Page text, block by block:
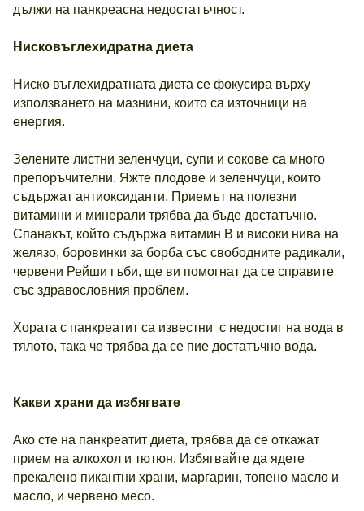
дължи на панкреасна недостатъчност.
Нисковъглехидратна диета
Ниско въглехидратната диета се фокусира върху
използването на мазнини, които са източници на
енергия.
Зелените листни зеленчуци, супи и сокове са много
препоръчителни. Яжте плодове и зеленчуци, които
съдържат антиоксиданти. Приемът на полезни
витамини и минерали трябва да бъде достатъчно.
Спанакът, който съдържа витамин В и високи нива на
желязо, боровинки за борба със свободните радикали,
червени Рейши гъби, ще ви помогнат да се справите
със здравословния проблем.
Хората с панкреатит са известни с недостиг на вода в
тялото, така че трябва да се пие достатъчно вода.
Какви храни да избягвате
Ако сте на панкреатит диета, трябва да се откажат
прием на алкохол и тютюн. Избягвайте да ядете
прекалено пикантни храни, маргарин, топено масло и
масло, и червено месо.